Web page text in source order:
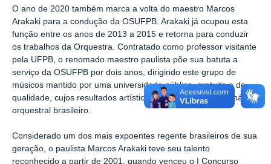
O ano de 2020 também marca a volta do maestro Marcos
Arakaki para a condução da OSUFPB. Arakaki já ocupou esta
função entre os anos de 2013 a 2015 e retorna para conduzir
os trabalhos da Orquestra. Contratado como professor visitante
pela UFPB, o renomado maestro paulista põe sua batuta a
serviço da OSUFPB por dois anos, dirigindo este grupo de
músicos mantido por uma universidade pública, gratuita e de
qualidade, cujos resultados artísticos já repercutem no cenário
orquestral brasileiro.
Considerado um dos mais expoentes regente brasileiros de sua
geração, o paulista Marcos Arakaki teve seu talento
reconhecido a partir de 2001, quando venceu o I Concurso